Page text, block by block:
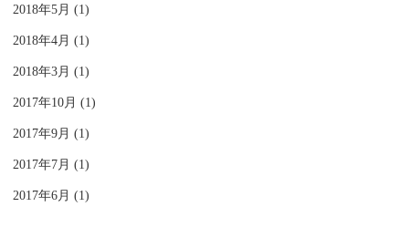
2018年5月 (1)
2018年4月 (1)
2018年3月 (1)
2017年10月 (1)
2017年9月 (1)
2017年7月 (1)
2017年6月 (1)